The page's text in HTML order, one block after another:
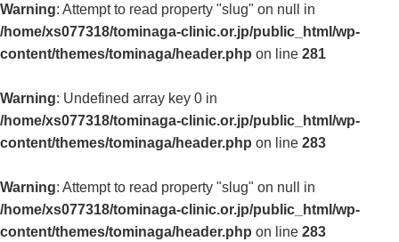
Warning: Attempt to read property "slug" on null in
/home/xs077318/tominaga-clinic.or.jp/public_html/wp-
content/themes/tominaga/header.php on line 281
Warning: Undefined array key 0 in
/home/xs077318/tominaga-clinic.or.jp/public_html/wp-
content/themes/tominaga/header.php on line 283
Warning: Attempt to read property "slug" on null in
/home/xs077318/tominaga-clinic.or.jp/public_html/wp-
content/themes/tominaga/header.php on line 283